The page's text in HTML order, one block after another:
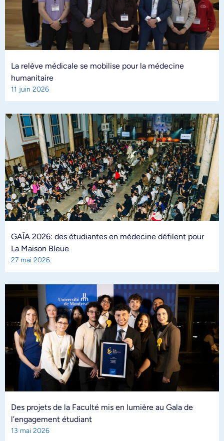
La relève médicale se mobilise pour la médecine
humanitaire
11 juin 2026
GAÏA 2026: des étudiantes en médecine défilent pour
La Maison Bleue
27 mai 2026
Des projets de la Faculté mis en lumière au Gala de
l’engagement étudiant
13 mai 2026